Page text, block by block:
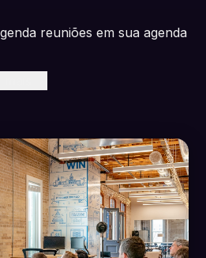
reuniões em sua agenda